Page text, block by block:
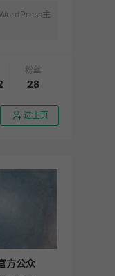
主
粉丝
28
进主页
方公众